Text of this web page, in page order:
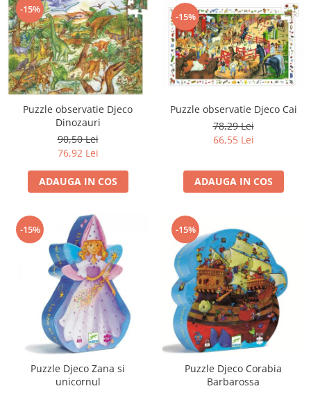
-15%
Puzzle observatie Djeco
Dinozauri
90,50 Lei
76,92 Lei
ADAUGA IN COS
-15%
Puzzle observatie Djeco Cai
78,29 Lei
66,55 Lei
ADAUGA IN COS
-15%
Puzzle Djeco Zana si
unicornul
-15%
Puzzle Djeco Corabia
Barbarossa